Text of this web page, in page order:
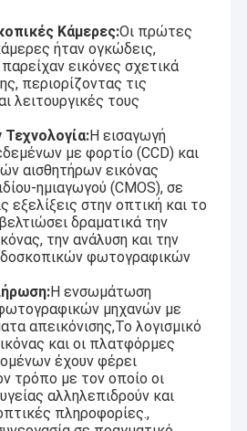
cOem
Κάμερες:Οι πρώτες
ήταν ογκώδεις,
εικόνες σχετικά
περιορίζοντας τις
λειτουργικές τους
Η εισαγωγή
με φορτίο (CCD) και
αισθητήρων εικόνας
ημιαγωγού (CMOS), σε
εξελίξεις στην οπτική και το
δραματικά την
την ανάλυση και την
φωτογραφικών
Η ενσωμάτωση
μηχανών με
απεικόνισης,Το λογισμικό
και οι πλατφόρμες
έχουν φέρει
τρόπο με τον οποίο οι
αλληλεπιδρούν και
πληροφορίες.,
την καλύτερη ποιότητα.
μας περιλαμβάνουν στην ενότητα
καμερών MIPI, την ενότητα καμερών
καμερών, την ενότητα
τα κάμερα ασφαλείας, τη κάμερα
προϊόντα καμερών ακονιών σε πολλές
VR, το AR, τρισδιάστατος, το AI, τη
τη ρομποτικήγυαλιών, IoT, ιατρικό
βιομετρική, την απεικόνιση, τη
υπολογιστών, την ασφάλεια, κ.λπ.
με την ενότητα καμερών, μπορούμε
για σας.